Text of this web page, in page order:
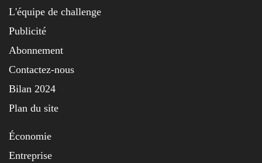
L'équipe de challenge
Publicité
Abonnement
Contactez-nous
Bilan 2024
Plan du site
Économie
Entreprise